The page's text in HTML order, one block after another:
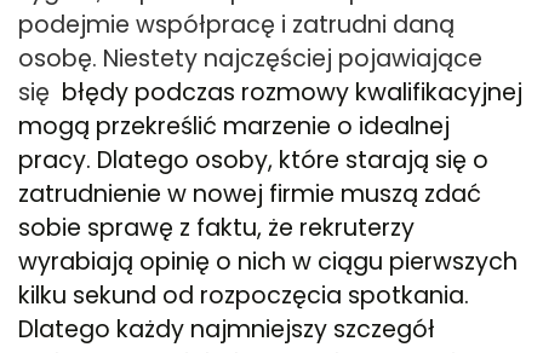
podejmie współpracę i zatrudni daną
osobę. Niestety najczęściej pojawiające
się błędy podczas rozmowy kwalifikacyjnej
mogą przekreślić marzenie o idealnej
pracy. Dlatego osoby, które starają się o
zatrudnienie w nowej firmie muszą zdać
sobie sprawę z faktu, że rekruterzy
wyrabiają opinię o nich w ciągu pierwszych
kilku sekund od rozpoczęcia spotkania.
Dlatego każdy najmniejszy szczegół